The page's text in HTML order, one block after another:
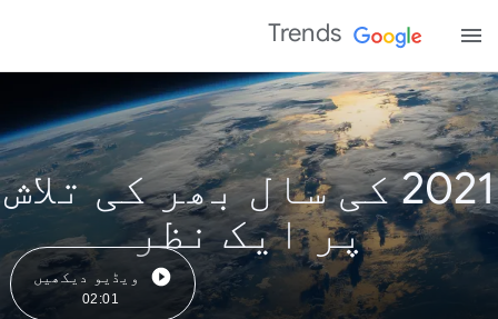
Trends
2021 کی سال بھر کی تلاش
پر ایک نظر
ویڈیو دیکھیں
02:01